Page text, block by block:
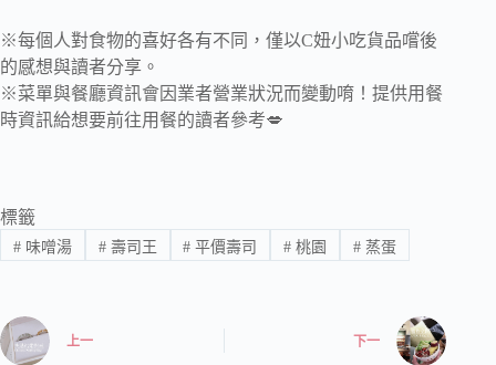
※每個人對食物的喜好各有不同，僅以C妞小吃貨品嚐後
的感想與讀者分享。
※菜單與餐廳資訊會因業者營業狀況而變動唷！提供用餐
時資訊給想要前往用餐的讀者參考💋
標籤
#味噌湯 #壽司王 # 平價壽司 # 桃園 # 蒸蛋
上一 下一